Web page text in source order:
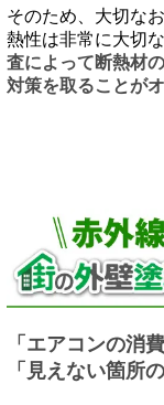
そのため、大切な
熱性は非常に大切
査によって断熱材
対策を取ることが
「エアコンの消
「見えない箇所